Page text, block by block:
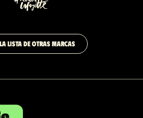
LISTA DE OTRAS MARCAS